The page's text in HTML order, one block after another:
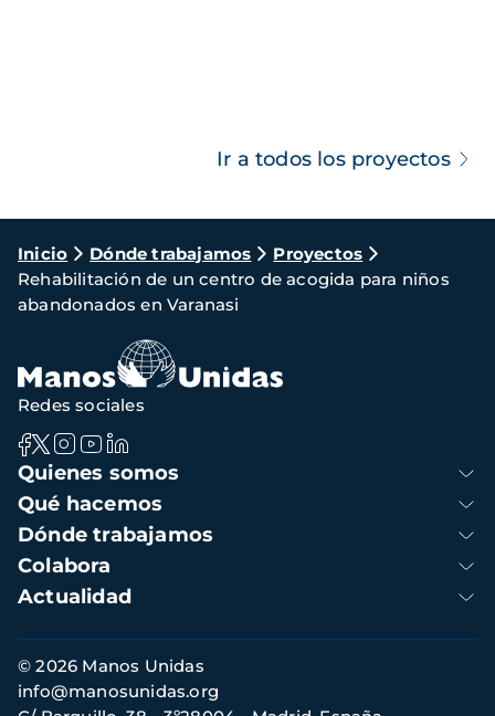
Ir a todos los proyectos
Ruta
de
navegación
Inicio Dónde trabajamos
Proyectos
Rehabilitación de un centro de acogida para niños
abandonados en Varanasi
Navegación
principal
Quienes somos
Qué hacemos
Dónde trabajamos
Colabora
Actualidad
Redes sociales
Información
de
contacto
© 2026 Manos Unidas
info@manosunidas.org